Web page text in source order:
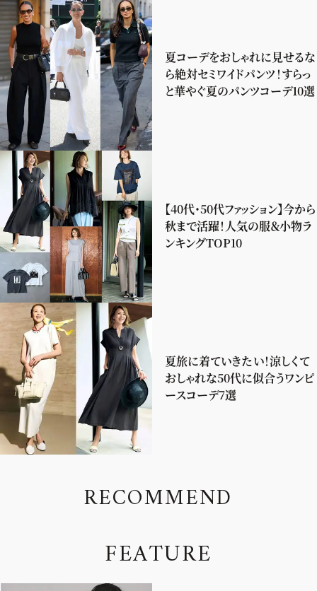
夏コーデをおしゃれに見せるな
ら絶対セミワイドパンツ！すらっ
と華やぐ夏のパンツコーデ10選
【40代・50代ファッション】今から
秋まで活躍！人気の服＆小物ラ
ンキングTOP10
夏旅に着ていきたい！涼しくて
おしゃれな50代に似合うワンピ
ースコーデ7選
RECOMMEND
FEATURE